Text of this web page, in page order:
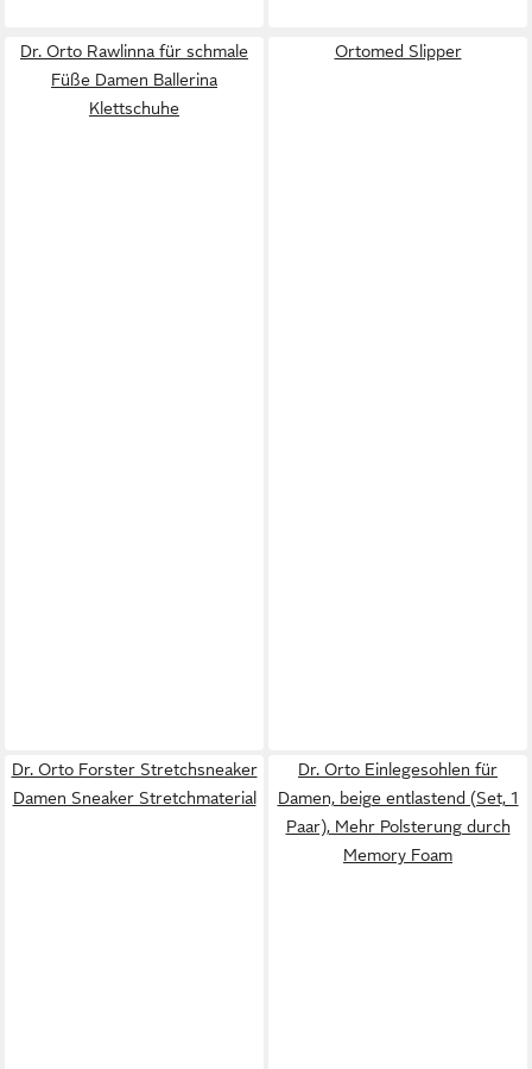
Dr. Orto Rawlinna für schmale
Füße Damen Ballerina
Klettschuhe
Ortomed Slipper
Dr. Orto Forster Stretchsneaker
Damen Sneaker Stretchmaterial
Dr. Orto Einlegesohlen für
Damen, beige entlastend (Set, 1
Paar), Mehr Polsterung durch
Memory Foam